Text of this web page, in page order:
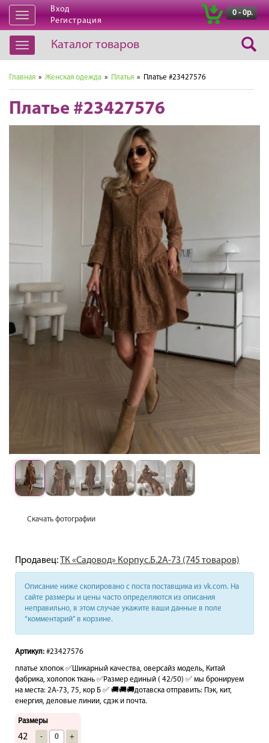
Открыть
навигацию
Вход
Регистрация
0 - 0р.
Открыть
навигацию
Каталог товаров
Главная » Женская одежда » Платья » Платье #23427576
Платье #23427576
Скачать фотографии
Продавец:ТК «Садовод» Корпус.Б.2А-73 (745 товаров)
Описание ниже скопировано с поста поставщика из vk.com. На
сайте размеры и цены часто определяются из описания
неправильно, в этом случае укажите ваши данные в поле
“комментарий” в корзине.
Артикул: #23427576
платье хлопок ✅Шикарный качества, оверсайз модель, Китай
фабрика, холопок ткань ✅Размер единый ( 42/50) ✅ мы бронируем
на места: 2А-73, 75, кор Б ✅ 🚚🚚🚚дотавска отправить: Пэк, кит,
енергия, деловые линии, сдэк и почта.
Размеры
42 - +